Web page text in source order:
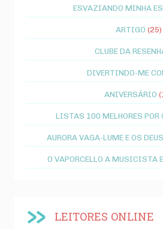
ESVAZIANDO MINHA
ARTIGO (25)
CLUBE DA
DIVERTINDO-ME
ANIVERSÁRIO
LISTAS 100 MELHORES POR
AURORA VAGA-LUME E OS
O VAPORCELLO A MUSICISTA
LEITORES ONLINE